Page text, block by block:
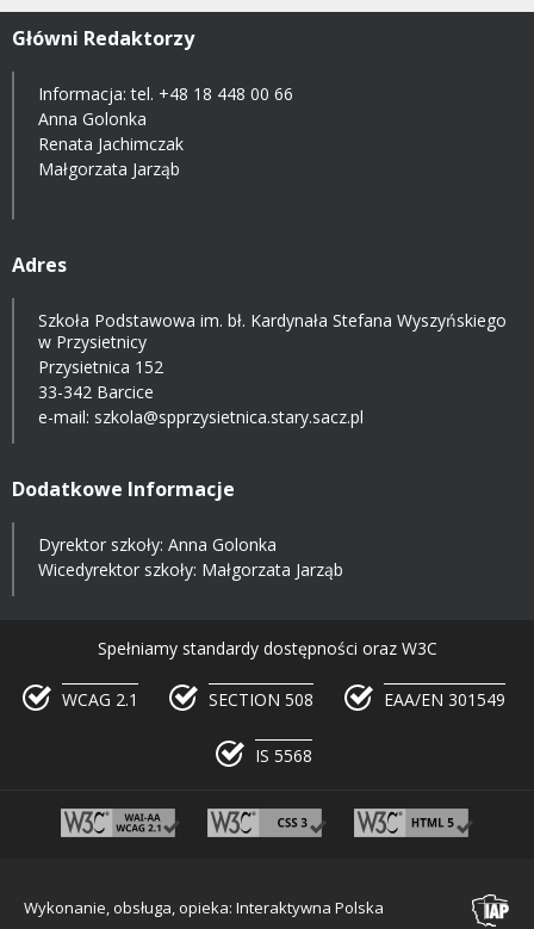
Główni Redaktorzy
Informacja: tel. +48 18 448 00 66
Anna Golonka
Renata Jachimczak
Małgorzata Jarząb
Adres
Szkoła Podstawowa im. bł. Kardynała Stefana Wyszyńskiego
w Przysietnicy
Przysietnica 152
33-342 Barcice
e-mail: szkola@spprzysietnica.stary.sacz.pl
Dodatkowe Informacje
Dyrektor szkoły: Anna Golonka
Wicedyrektor szkoły: Małgorzata Jarząb
Spełniamy standardy dostępności oraz W3C
WCAG 2.1 SECTION 508 EAA/EN 301549
IS 5568
Wykonanie, obsługa, opieka: Interaktywna Polska